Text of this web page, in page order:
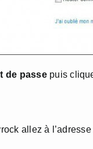
de passepuis
allez à